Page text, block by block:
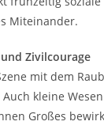
Miteinander.
Zivilcourage
mit dem
kleine
Großes